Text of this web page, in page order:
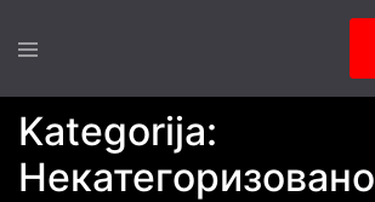
Toggle
menu
Kategorija:
Некатегоризовано